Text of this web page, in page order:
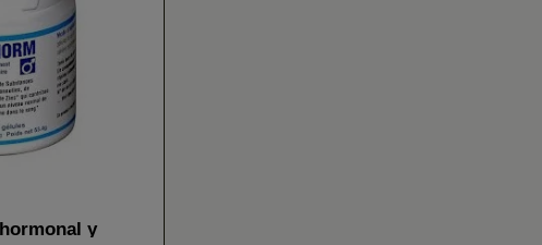
y